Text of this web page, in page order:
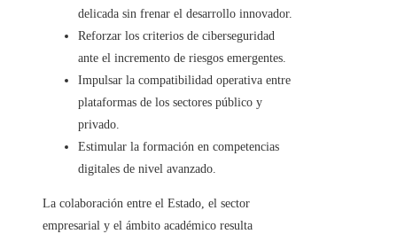
delicada sin frenar el desarrollo innovador.
Reforzar los criterios de ciberseguridad
ante el incremento de riesgos emergentes.
Impulsar la compatibilidad operativa entre
plataformas de los sectores público y
privado.
Estimular la formación en competencias
digitales de nivel avanzado.
La colaboración entre el Estado, el sector
empresarial y el ámbito académico resulta